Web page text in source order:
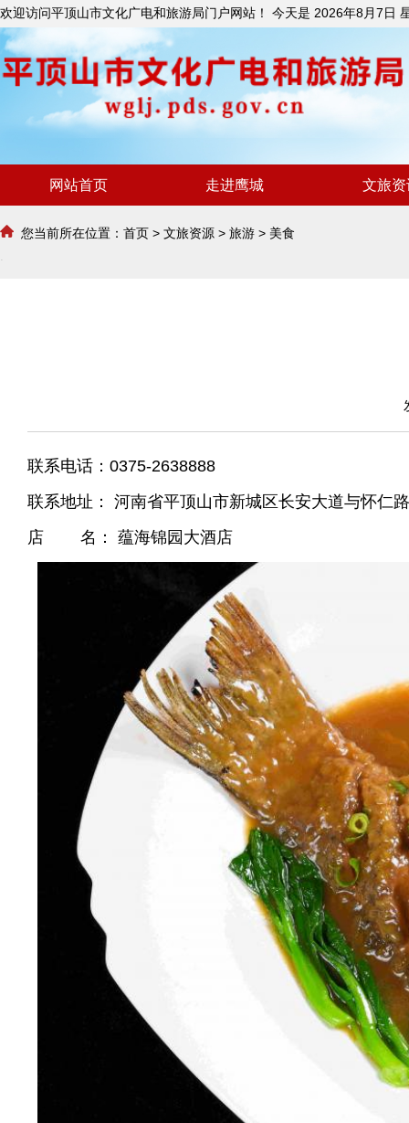
欢迎访问平顶山市文化广电和旅游局门户网站！ 今天是 2026年8月7日
网站首页 走进鹰城 文旅资
您当前所在位置： 首页 > 文旅资源 > 旅游 > 美食
联系电话：0375-2638888
联系地址： 河南省平顶山市新城区长安大道与怀仁
店 名： 蕴海锦园大酒店